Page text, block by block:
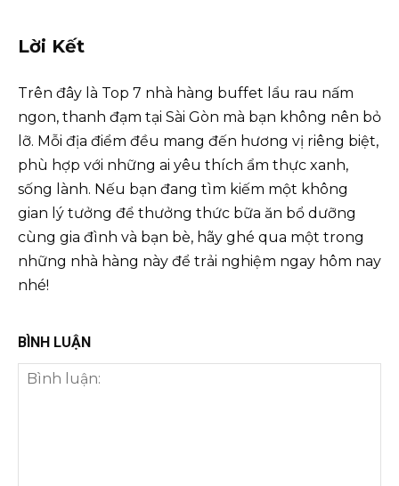
Lời Kết
Trên đây là Top 7 nhà hàng buffet lẩu rau nấm
ngon, thanh đạm tại Sài Gòn mà bạn không nên bỏ
lỡ. Mỗi địa điểm đều mang đến hương vị riêng biệt,
phù hợp với những ai yêu thích ẩm thực xanh,
sống lành. Nếu bạn đang tìm kiếm một không
gian lý tưởng để thưởng thức bữa ăn bổ dưỡng
cùng gia đình và bạn bè, hãy ghé qua một trong
những nhà hàng này để trải nghiệm ngay hôm nay
nhé!
BÌNH LUẬN